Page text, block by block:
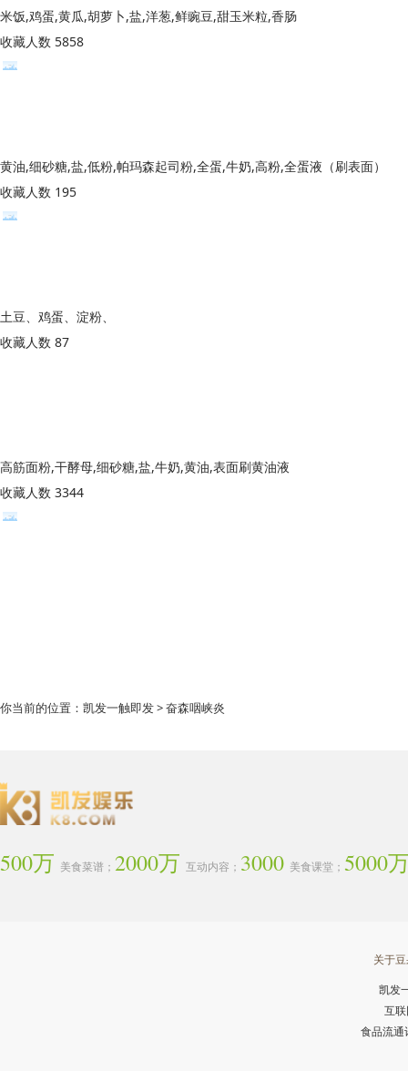
米饭,鸡蛋,黄瓜,胡萝卜,盐,洋葱,鲜豌豆,甜玉米粒,香肠
收藏人数 5858
黄油,细砂糖,盐,低粉,帕玛森起司粉,全蛋,牛奶,高粉,全蛋液（刷表面）
收藏人数 195
土豆、鸡蛋、淀粉、
收藏人数 87
高筋面粉,干酵母,细砂糖,盐,牛奶,黄油,表面刷黄油液
收藏人数 3344
你当前的位置： 凯发一触即发> 奋森咽峡炎
500万 美食菜谱； 2000万 互动内容； 3000 美食课堂； 5000
关于
凯发
互
食品流